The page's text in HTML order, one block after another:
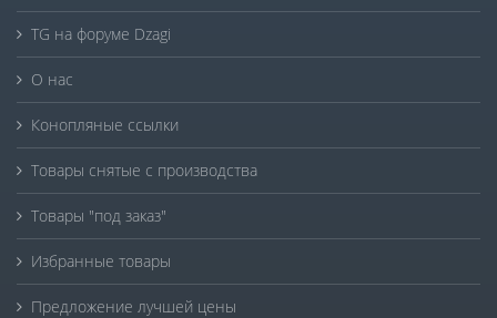
TG на форуме Dzagi
О нас
Конопляные ссылки
Товары снятые с производства
Товары "под заказ"
Избранные товары
Предложение лучшей цены